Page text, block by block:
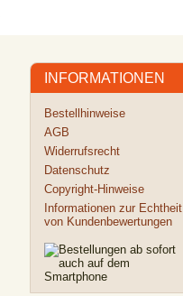
INFORMATIONEN
Bestellhinweise
AGB
Widerrufsrecht
Datenschutz
Copyright-Hinweise
Informationen zur Echtheit
von Kundenbewertungen